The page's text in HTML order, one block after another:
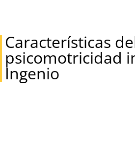
Características
psicomotricidad
Ingenio